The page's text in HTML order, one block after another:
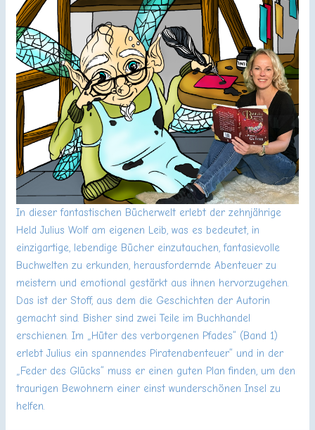
In dieser fantastischen Bücherwelt erlebt der zehnjährige
Held Julius Wolf am eigenen Leib, was es bedeutet, in
einzigartige, lebendige Bücher einzutauchen, fantasievolle
Buchwelten zu erkunden, herausfordernde Abenteuer zu
meistern und emotional gestärkt aus ihnen hervorzugehen.
Das ist der Stoff, aus dem die Geschichten der Autorin
gemacht sind. Bisher sind zwei Teile im Buchhandel
erschienen. Im „Hüter des verborgenen Pfades“ (Band 1)
erlebt Julius ein spannendes Piratenabenteuer“ und in der
„Feder des Glücks“ muss er einen guten Plan finden, um den
traurigen Bewohnern einer einst wunderschönen Insel zu
helfen.